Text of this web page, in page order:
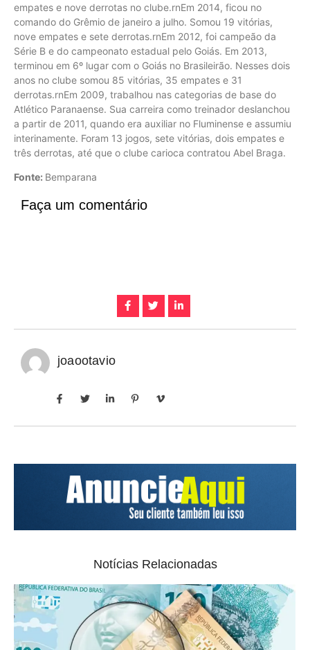
empates e nove derrotas no clube.rnEm 2014, ficou no
comando do Grêmio de janeiro a julho. Somou 19 vitórias,
nove empates e sete derrotas.rnEm 2012, foi campeão da
Série B e do campeonato estadual pelo Goiás. Em 2013,
terminou em 6º lugar com o Goiás no Brasileirão. Nesses dois
anos no clube somou 85 vitórias, 35 empates e 31
derrotas.rnEm 2009, trabalhou nas categorias de base do
Atlético Paranaense. Sua carreira como treinador deslanchou
a partir de 2011, quando era auxiliar no Fluminense e assumiu
interinamente. Foram 13 jogos, sete vitórias, dois empates e
três derrotas, até que o clube carioca contratou Abel Braga.
Fonte: Bemparana
Faça um comentário
joaootavio
Notícias Relacionadas